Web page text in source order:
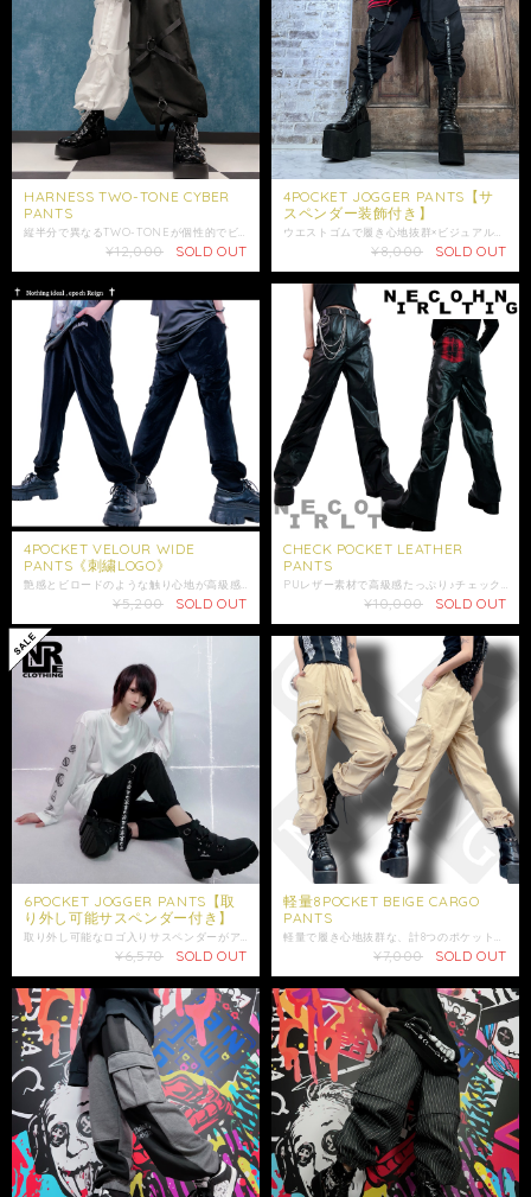
HARNESS TWO-TONE CYBER
PANTS
¥12,000 SOLD OUT
4POCKET JOGGER PANTS【サ
スペンダー装飾付き】
¥8,000 SOLD OUT
4POCKET VELOUR WIDE
PANTS《刺繍LOGO》
¥5,200 SOLD OUT
CHECK POCKET LEATHER
PANTS
¥10,000 SOLD OUT
6POCKET JOGGER PANTS【取
り外し可能サスペンダー付き】
¥6,570 SOLD OUT
軽量8POCKET BEIGE CARGO
PANTS
¥7,000 SOLD OUT